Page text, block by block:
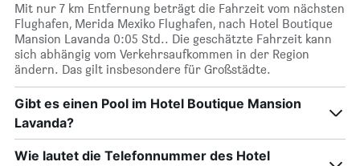
Mit nur 7 km Entfernung beträgt die Fahrzeit vom nächsten
Flughafen, Merida Mexiko Flughafen, nach Hotel Boutique
Mansion Lavanda 0:05 Std.. Die geschätzte Fahrzeit kann
sich abhängig vom Verkehrsaufkommen in der Region
ändern. Das gilt insbesondere für Großstädte.
Gibt es einen Pool im Hotel Boutique Mansion
Lavanda?
Wie lautet die Telefonnummer des Hotel